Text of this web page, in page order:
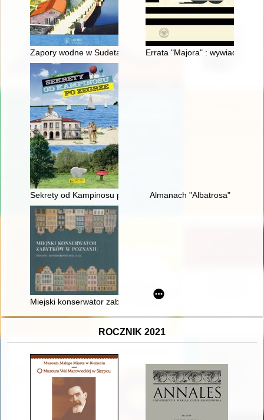
Zapory wodne w Sudetach do 1945 rokuErrata "Majora" : wywiad rzeka
Sekrety od Kampinosu po ZegrzeAlmanach "Albatrosa"
Miejski konserwator zabytków w Poznaniu : historia i
ROCZNIK 2021